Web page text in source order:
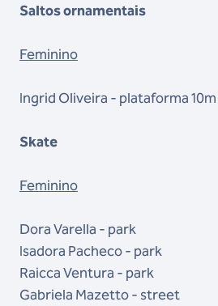
Saltos ornamentais
Feminino
Ingrid Oliveira - plataforma 10m
Skate
Feminino
Dora Varella - park
Isadora Pacheco - park
Raicca Ventura - park
Gabriela Mazetto - street